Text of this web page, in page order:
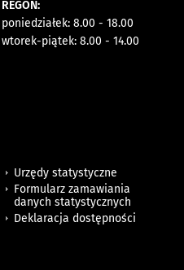
REGON:
poniedziałek: 8.00 - 18.00
wtorek-piątek: 8.00 - 14.00
Urzędy statystyczne
Formularz zamawiania
danych statystycznych
Deklaracja dostępności